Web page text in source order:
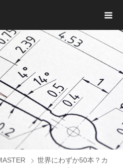
世界にわずか50本？カ